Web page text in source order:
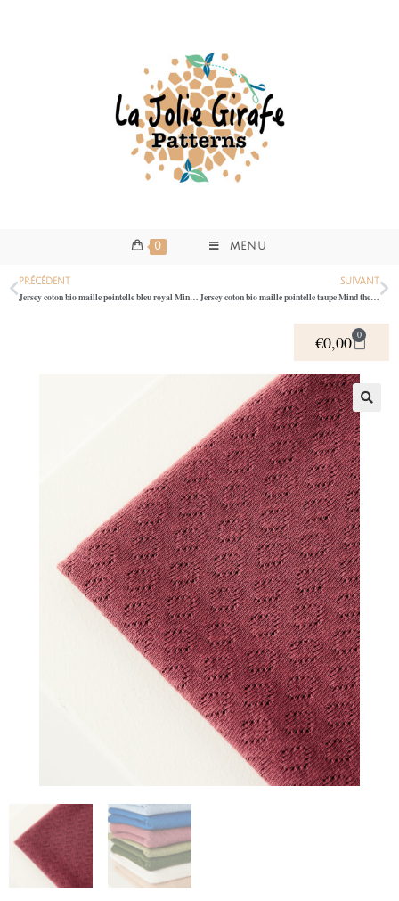
0 MENU
PRÉCÉDENT
Jersey coton bio maille pointelle bleu royal Mind the Maker 0600
SUIVANT
Jersey coton bio maille pointelle taupe Mind the Maker 0600
€0,00 0